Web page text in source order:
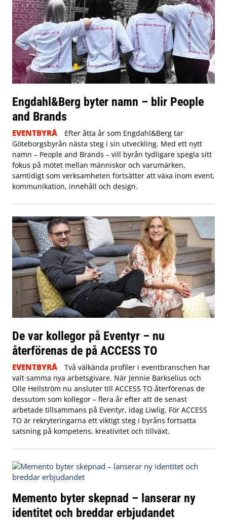
Engdahl&Berg byter namn – blir People
and Brands
EVENTBYRÅ
Efter åtta år som Engdahl&Berg tar
Göteborgsbyrån nästa steg i sin utveckling. Med ett nytt
namn – People and Brands – vill byrån tydligare spegla sitt
fokus på mötet mellan människor och varumärken,
samtidigt som verksamheten fortsätter att växa inom event,
kommunikation, innehåll och design.
De var kollegor på Eventyr – nu
återförenas de på ACCESS TO
EVENTBYRÅ
Två välkända profiler i eventbranschen har
valt samma nya arbetsgivare. När Jennie Barkselius och
Olle Hellström nu ansluter till ACCESS TO återförenas de
dessutom som kollegor – flera år efter att de senast
arbetade tillsammans på Eventyr, idag Liwlig. För ACCESS
TO är rekryteringarna ett viktigt steg i byråns fortsatta
satsning på kompetens, kreativitet och tillväxt.
Memento byter skepnad – lanserar ny
identitet och breddar erbjudandet